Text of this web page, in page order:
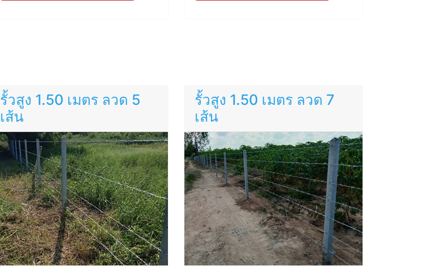
รั้วสูง 1.50 เมตร ลวด 5
เส้น
รั้วสูง 1.50 เมตร ลวด 7
เส้น